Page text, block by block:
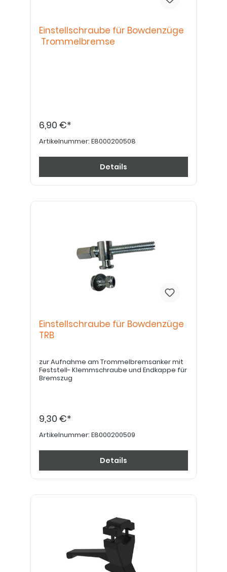
Einstellschraube für Bowdenzüge
Trommelbremse
6,90 €*
Artikelnummer: E8000200508
Details
Einstellschraube für Bowdenzüge
TRB
zur Aufnahme am Trommelbremsanker mit
Feststell- Klemmschraube und Endkappe für
Bremszug
9,30 €*
Artikelnummer: E8000200509
Details